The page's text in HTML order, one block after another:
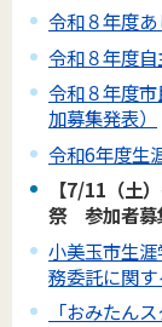
令和８年度
令和８年度
令和８年度
加募集発表）
令和6年度生
【7/11（土
祭 参加者募
小美玉市生
務委託に関す
「おみたんス